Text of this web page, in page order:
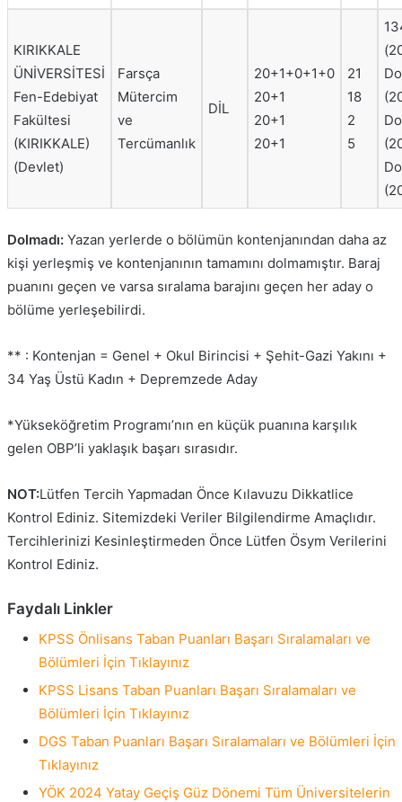
KIRIKKALE
ÜNİVERSİTESİ
Fen-Edebiyat
Fakültesi
(KIRIKKALE)
(Devlet)
Farsça
Mütercim
ve
Tercümanlık
DİL
20+1+0+1+0
20+1
20+1
20+1
21
18
2
5
Dolmadı:Yazan yerlerde o bölümün kontenjanından daha az
kişi yerleşmiş ve kontenjanının tamamını dolmamıştır. Baraj
puanını geçen ve varsa sıralama barajını geçen her aday o
bölüme yerleşebilirdi.
** : Kontenjan = Genel + Okul Birincisi + Şehit-Gazi Yakını +
34 Yaş Üstü Kadın + Depremzede Aday
*Yükseköğretim Programı’nın en küçük puanına karşılık
gelen OBP’li yaklaşık başarı sırasıdır.
NOT:Lütfen Tercih Yapmadan Önce Kılavuzu Dikkatlice
Kontrol Ediniz. Sitemizdeki Veriler Bilgilendirme Amaçlıdır.
Tercihlerinizi Kesinleştirmeden Önce Lütfen Ösym Verilerini
Kontrol Ediniz.
Faydalı Linkler
KPSS Önlisans Taban Puanları Başarı Sıralamaları ve
Bölümleri İçin Tıklayınız
KPSS Lisans Taban Puanları Başarı Sıralamaları ve
Bölümleri İçin Tıklayınız
DGS Taban Puanları Başarı Sıralamaları ve Bölümleri İçin
Tıklayınız
YÖK 2024 Yatay Geçiş Güz Dönemi Tüm Üniversitelerin